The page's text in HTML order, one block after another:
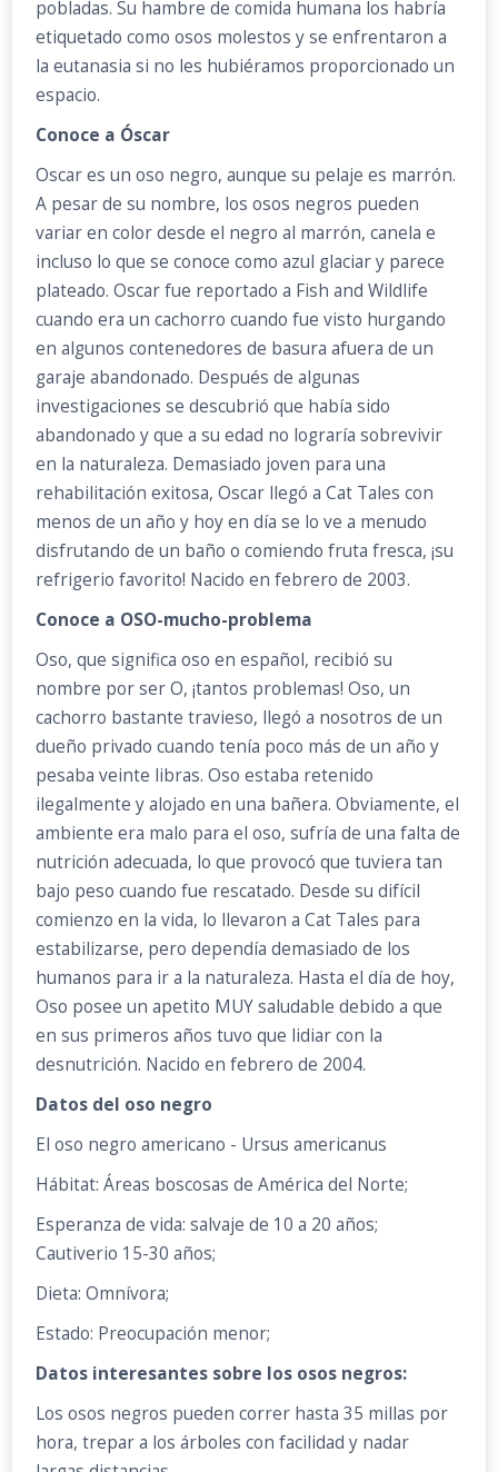
pobladas. Su hambre de comida humana los habría
etiquetado como osos molestos y se enfrentaron a
la eutanasia si no les hubiéramos proporcionado un
espacio.
Conoce a Óscar
Oscar es un oso negro, aunque su pelaje es marrón.
A pesar de su nombre, los osos negros pueden
variar en color desde el negro al marrón, canela e
incluso lo que se conoce como azul glaciar y parece
plateado. Oscar fue reportado a Fish and Wildlife
cuando era un cachorro cuando fue visto hurgando
en algunos contenedores de basura afuera de un
garaje abandonado. Después de algunas
investigaciones se descubrió que había sido
abandonado y que a su edad no lograría sobrevivir
en la naturaleza. Demasiado joven para una
rehabilitación exitosa, Oscar llegó a Cat Tales con
menos de un año y hoy en día se lo ve a menudo
disfrutando de un baño o comiendo fruta fresca, ¡su
refrigerio favorito! Nacido en febrero de 2003.
Conoce a OSO-mucho-problema
Oso, que significa oso en español, recibió su
nombre por ser O, ¡tantos problemas! Oso, un
cachorro bastante travieso, llegó a nosotros de un
dueño privado cuando tenía poco más de un año y
pesaba veinte libras. Oso estaba retenido
ilegalmente y alojado en una bañera. Obviamente, el
ambiente era malo para el oso, sufría de una falta de
nutrición adecuada, lo que provocó que tuviera tan
bajo peso cuando fue rescatado. Desde su difícil
comienzo en la vida, lo llevaron a Cat Tales para
estabilizarse, pero dependía demasiado de los
humanos para ir a la naturaleza. Hasta el día de hoy,
Oso posee un apetito MUY saludable debido a que
en sus primeros años tuvo que lidiar con la
desnutrición. Nacido en febrero de 2004.
Datos del oso negro
El oso negro americano - Ursus americanus
Hábitat: Áreas boscosas de América del Norte;
Esperanza de vida: salvaje de 10 a 20 años;
Cautiverio 15-30 años;
Dieta: Omnívora;
Estado: Preocupación menor;
Datos interesantes sobre los osos negros:
Los osos negros pueden correr hasta 35 millas por
hora, trepar a los árboles con facilidad y nadar